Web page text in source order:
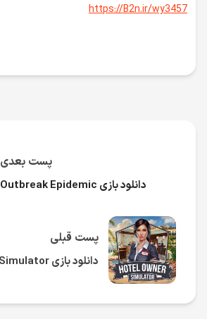
https://B2n.ir/wy3457
پست قبلی
دانلود بازی Hotel Owner Simulator
پست بعدی
دانلود بازی Outbreak Epidemic